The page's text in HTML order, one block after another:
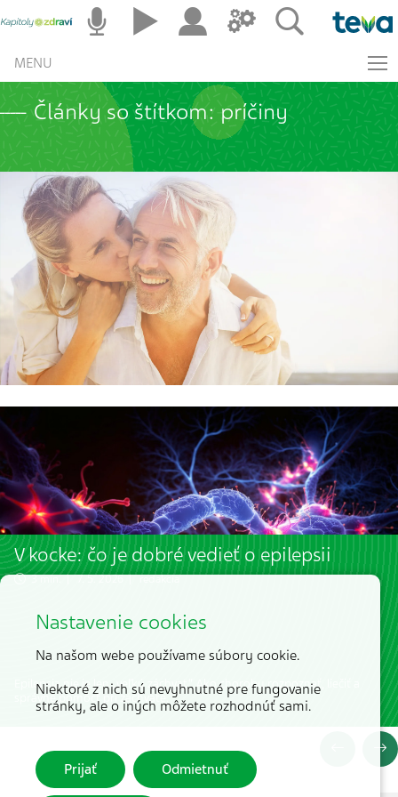
MENU
Články so štítkom: príčiny
V kocke: čo je dobré vedieť o epilepsii
3 min. | 7. 5. 2026 | redakcia
Epilepsia nie je len „veľký záchvat“. Ako chorobu rozpoznať, liečiť a
správne pomôcť pri záchvate.
Nastavenie cookies
Na našom webe používame súbory cookie.
Niektoré z nich sú nevyhnutné pre fungovanie
stránky, ale o iných môžete rozhodnúť sami.
Prijať Odmietnuť